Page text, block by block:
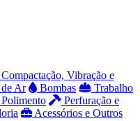
Compactação, Vibração e
de Ar Bombas
Trabalho
Perfuração e
Acessórios e Outros